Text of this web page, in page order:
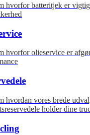
hvorfor batteritjek er
hvorfor olieservice er
hvordan vores brede
holder dine